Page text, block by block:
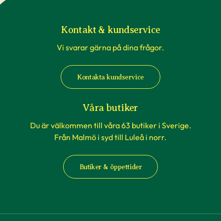
rådande väderförhållanden.
När du köper häckväxter - före
plantering
Att förbereda grävningen är att rekommendera,
men tänk på att inte boka markanläggare,
hyrsläp eller andra tjänster kopplat till själva
planteringen innan du vet säkert att
häckplantorna är på plats hemma. Våra
leveranstider kan komma att ändras när du
exempelvis förbokat häckplantor långt i förväg.
Kontakt & kundservice
Vi svarar gärna på dina frågor.
Kontakta kundservice
Våra butiker
Du är välkommen till våra 63 butiker i Sverige.
Från Malmö i syd till Luleå i norr.
Butiker & öppettider